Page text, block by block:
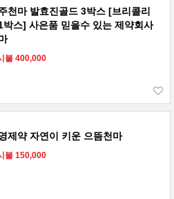
천마 발효진골드 3박스 [브리콜리
박스] 사은품 믿을수 있는 제약회사
불 400,000
제약 자연이 키운 으뜸천마
불 150,000